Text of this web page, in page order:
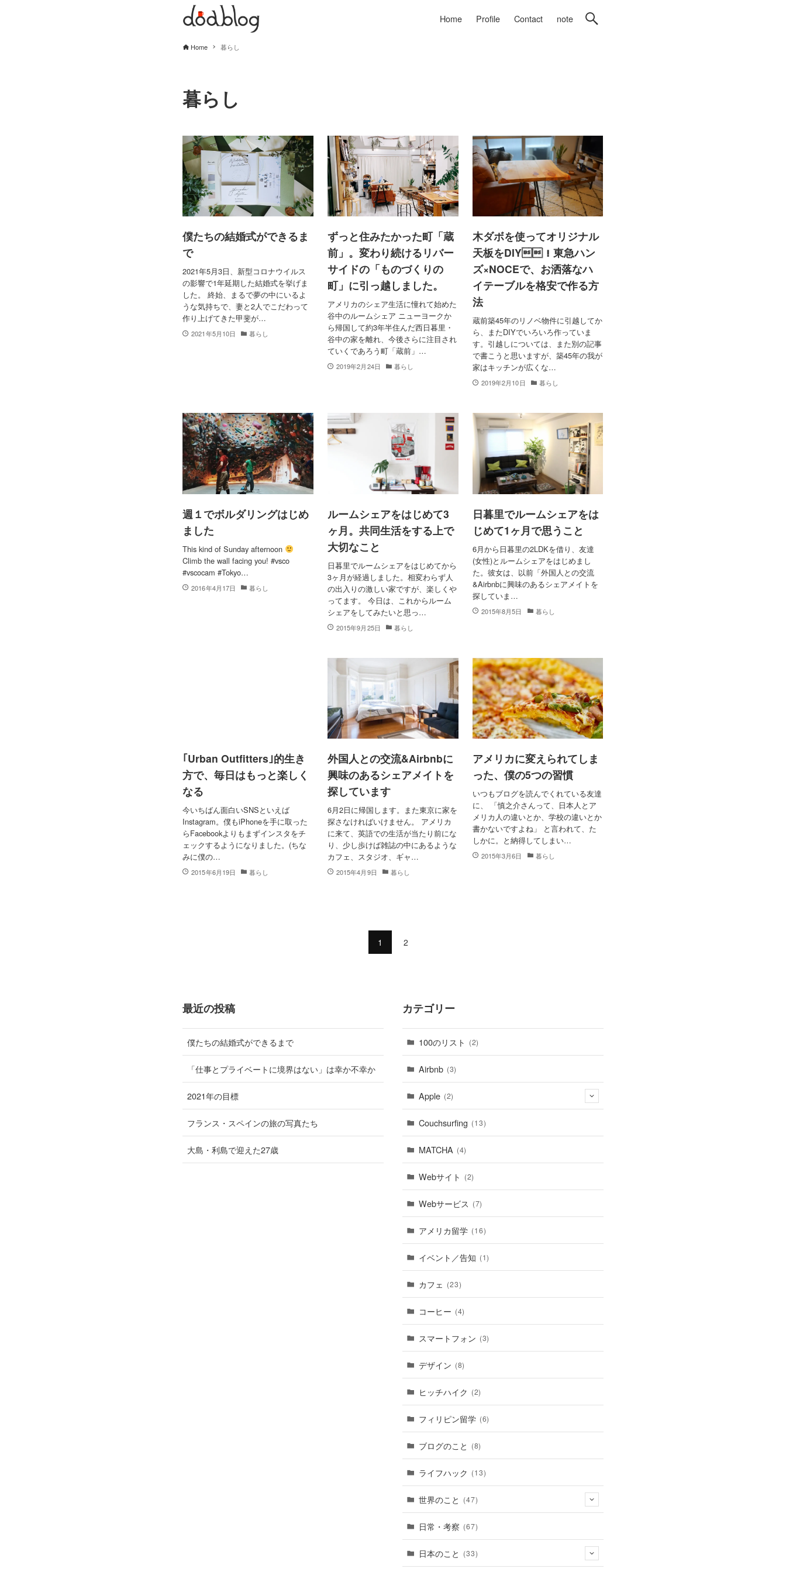
Home Profile Contact note
Home 暮らし
暮らし
僕たちの結婚式ができるま
で
2021年5月3日、新型コロナウイルス
の影響で1年延期した結婚式を挙げま
した。 終始、まるで夢の中にいるよ
うな気持ちで、妻と2人でこだわって
作り上げてきた甲斐が…
2021年5月10日 暮らし
ずっと住みたかった町「蔵
前」。変わり続けるリバー
サイドの「ものづくりの
町」に引っ越しました。
アメリカのシェア生活に憧れて始めた
谷中のルームシェア ニューヨークか
ら帰国して約3年半住んだ西日暮里・
谷中の家を離れ、今後さらに注目され
ていくであろう町「蔵前」…
2019年2月24日 暮らし
木ダボを使ってオリジナル
天板をDIY！東急ハン
ズ×NOCEで、お洒落なハ
イテーブルを格安で作る方
法
蔵前築45年のリノベ物件に引越してか
ら、またDIYでいろいろ作っていま
す。引越しについては、また別の記事
で書こうと思いますが、築45年の我が
家はキッチンが広くな…
2019年2月10日 暮らし
週１でボルダリングはじめ
ました
This kind of Sunday afternoon
Climb the wall facing you! #vsco
#vscocam #Tokyo…
2016年4月17日 暮らし
ルームシェアをはじめて3
ヶ月。共同生活をする上で
大切なこと
日暮里でルームシェアをはじめてから
3ヶ月が経過しました。相変わらず人
の出入りの激しい家ですが、楽しくや
ってます。 今日は、これからルーム
シェアをしてみたいと思っ…
2015年9月25日 暮らし
日暮里でルームシェアをは
じめて1ヶ月で思うこと
6月から日暮里の2LDKを借り、友達
(女性)とルームシェアをはじめまし
た。彼女は、以前「外国人との交流
&Airbnbに興味のあるシェアメイトを
探していま…
2015年8月5日 暮らし
｢Urban Outfitters｣的生き
方で、毎日はもっと楽しく
なる
今いちばん面白いSNSといえば
Instagram。僕もiPhoneを手に取った
らFacebookよりもまずインスタをチ
ェックするようになりました。(ちな
みに僕の…
2015年6月19日 暮らし
外国人との交流&Airbnbに
興味のあるシェアメイトを
探しています
6月2日に帰国します。また東京に家を
探さなければいけません。 アメリカ
に来て、英語での生活が当たり前にな
り、少し歩けば雑誌の中にあるような
カフェ、スタジオ、ギャ…
2015年4月9日 暮らし
アメリカに変えられてしま
った、僕の5つの習慣
いつもブログを読んでくれている友達
に、 「慎之介さんって、日本人とア
メリカ人の違いとか、学校の違いとか
書かないですよね」 と言われて、た
しかに。と納得してしまい…
2015年3月6日 暮らし
1 2
最近の投稿
僕たちの結婚式ができるまで
「仕事とプライベートに境界はない」は幸か不幸か
2021年の目標
フランス・スペインの旅の写真たち
大島・利島で迎えた27歳
カテゴリー
100のリスト (2)
Airbnb (3)
Apple (2)
Couchsurfing (13)
MATCHA (4)
Webサイト (2)
Webサービス (7)
アメリカ留学 (16)
イベント／告知 (1)
カフェ (23)
コーヒー (4)
スマートフォン (3)
デザイン (8)
ヒッチハイク (2)
フィリピン留学 (6)
ブログのこと (8)
ライフハック (13)
世界のこと (47)
日常・考察 (67)
日本のこと (33)